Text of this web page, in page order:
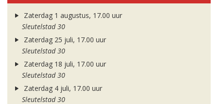
Zaterdag 1 augustus, 17.00 uur
Sleutelstad 30
Zaterdag 25 juli, 17.00 uur
Sleutelstad 30
Zaterdag 18 juli, 17.00 uur
Sleutelstad 30
Zaterdag 4 juli, 17.00 uur
Sleutelstad 30